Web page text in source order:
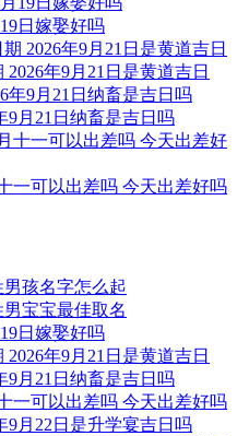
日嫁娶好吗
年9月21日是黄道吉日
9月21日纳畜是吉日吗
一可以出差吗 今天出差好吗
男孩名字怎么起
男宝宝最佳取名
日嫁娶好吗
年9月21日是黄道吉日
9月21日纳畜是吉日吗
一可以出差吗 今天出差好吗
9月22日是升学宴吉日吗